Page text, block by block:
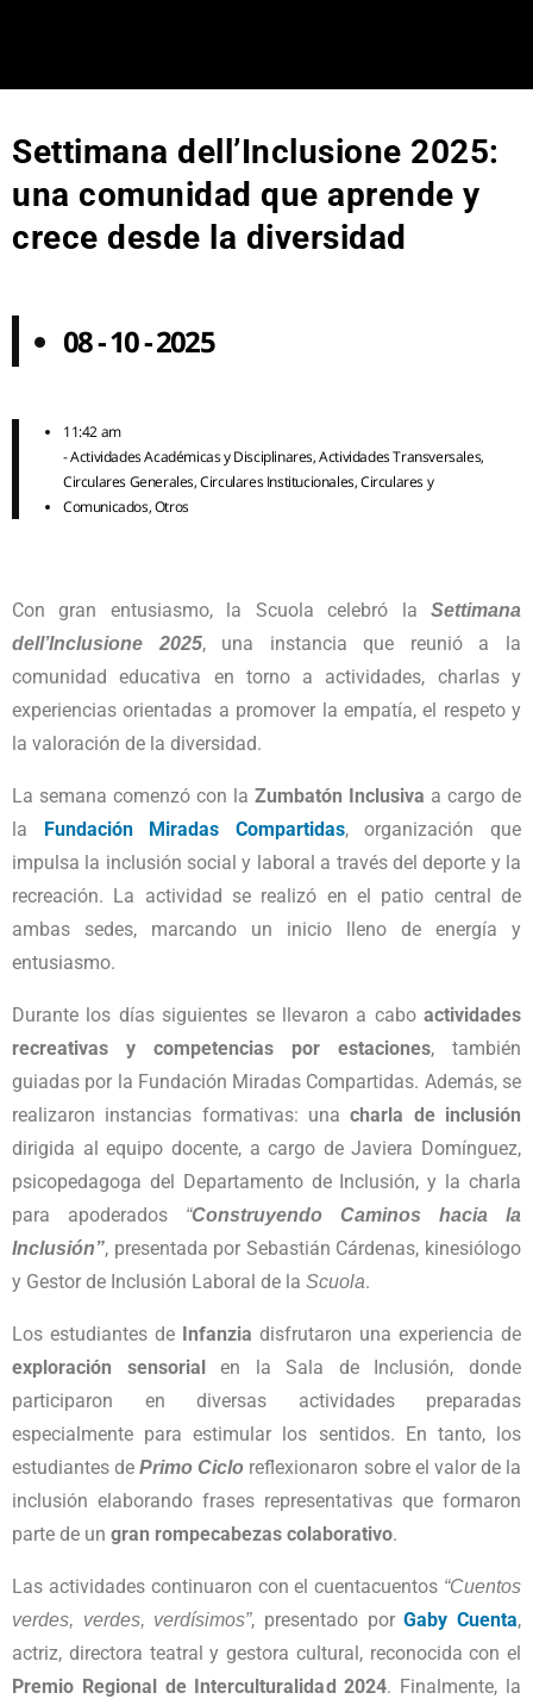
Settimana dell’Inclusione 2025:
una comunidad que aprende y
crece desde la diversidad
Con gran entusiasmo, la Scuola celebró la Settimana
dell’Inclusione 2025, una instancia que reunió a la
comunidad educativa en torno a actividades, charlas y
experiencias orientadas a promover la empatía, el respeto y
la valoración de la diversidad.
La semana comenzó con la Zumbatón Inclusiva a cargo de
la Fundación Miradas Compartidas, organización que
impulsa la inclusión social y laboral a través del deporte y la
recreación. La actividad se realizó en el patio central de
ambas sedes, marcando un inicio lleno de energía y
entusiasmo.
Durante los días siguientes se llevaron a cabo actividades
recreativas y competencias por estaciones, también
guiadas por la Fundación Miradas Compartidas. Además, se
realizaron instancias formativas: unacharla de inclusión
dirigida al equipo docente, a cargo de Javiera Domínguez,
psicopedagoga del Departamento de Inclusión, y la charla
para apoderados
“Construyendo Caminos hacia la
Inclusión”, presentada por Sebastián Cárdenas, kinesiólogo
y Gestor de Inclusión Laboral de la Scuola.
Los estudiantes de Infanzia disfrutaron una experiencia de
exploración sensorialen la Sala de Inclusión, donde
participaron en diversas actividades preparadas
especialmente para estimular los sentidos. En tanto, los
estudiantes dePrimo Ciclo reflexionaron sobre el valor de la
inclusión elaborando frases representativas que formaron
parte de un gran rompecabezas colaborativo.
Las actividades continuaron con el cuentacuentos “Cuentos
verdes, verdes, verdísimos”, presentado porGaby Cuenta,
actriz, directora teatral y gestora cultural, reconocida con el
Premio Regional de Interculturalidad 2024. Finalmente, la
08 - 10 - 2025
11:42 am
-Actividades Académicas y Disciplinares,Actividades Transversales,
Circulares Generales,Circulares Institucionales,Circulares y
Comunicados,Otros